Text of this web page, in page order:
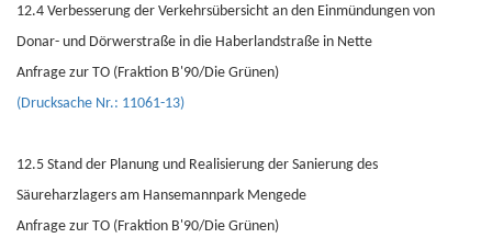
12.4 Verbesserung der Verkehrsübersicht an den Einmündungen von
Donar- und Dörwerstraße in die Haberlandstraße in Nette
Anfrage zur TO (Fraktion B'90/Die Grünen)
(Drucksache Nr.: 11061-13)
12.5 Stand der Planung und Realisierung der Sanierung des
Säureharzlagers am Hansemannpark Mengede
Anfrage zur TO (Fraktion B'90/Die Grünen)